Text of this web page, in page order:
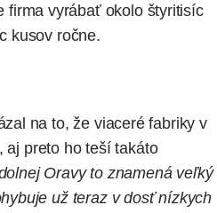
firma vyrábať okolo štyritisíc
kusov ročne.
na to, že viaceré fabriky v
, aj preto ho teší takáto
Oravy to znamená veľký
už teraz v dosť nízkych